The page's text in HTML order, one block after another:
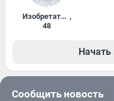
Изобретатель ,
48
Начать
Сообщить новость